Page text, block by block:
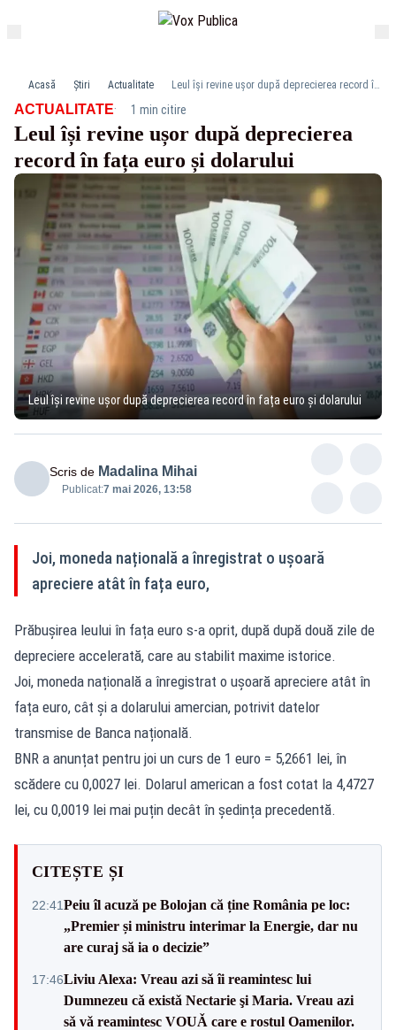
Acasă Știri Actualitate Leul își revine ușor după deprecierea record în fața euro și dolarului
ACTUALITATE· 1 min citire
Leul își revine ușor după deprecierea
record în fața euro și dolarului
Leul își revine ușor după deprecierea record în fața euro și dolarului
Scris de Madalina Mihai
Publicat:7 mai 2026, 13:58
Joi, moneda națională a înregistrat o ușoară
apreciere atât în fața euro,
Prăbușirea leului în fața euro s-a oprit, după după două zile de
depreciere accelerată, care au stabilit maxime istorice.
Joi, moneda națională a înregistrat o ușoară apreciere atât în
fața euro, cât și a dolarului amercian, potrivit datelor
transmise de Banca națională.
BNR a anunțat pentru joi un curs de 1 euro = 5,2661 lei, în
scădere cu 0,0027 lei. Dolarul american a fost cotat la 4,4727
lei, cu 0,0019 lei mai puțin decât în ședința precedentă.
CITEȘTE ȘI
22:41Peiu îl acuză pe Bolojan că ține România pe loc:
„Premier și ministru interimar la Energie, dar nu
are curaj să ia o decizie”
17:46Liviu Alexa: Vreau azi sǎ îi reamintesc lui
Dumnezeu cǎ existǎ Nectarie şi Maria. Vreau azi
sǎ vǎ reamintesc VOUǍ care e rostul Oamenilor.